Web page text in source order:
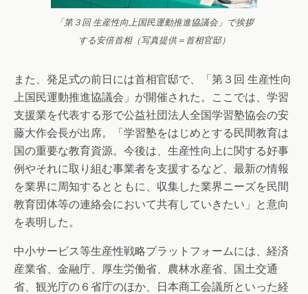
「第３回 生産性向上国民運動推進協議会」で挨拶
する安倍首相（写真提供＝首相官邸）
また、発足式の前日には首相官邸で、「第３回 生産性向
上国民運動推進協議会」が開催された。ここでは、学習
支援業を代表する形で公益社団法人全国学習塾協会の安
藤大作会長が出席。「学習塾をはじめとする民間教育は
国の重要な教育資源。今後は、生産性向上に関する好事
例やそれに取り組む事業者を支援するなど、最新の情報
を業界に周知するとともに、収集した業界ニーズを民間
教育団体等の連絡会において共有していきたい」と意向
を表明した。
中小サービス等生産性戦略プラットフォームには、経済
産業省、金融庁、厚生労働省、農林水産省、国土交通
省、観光庁の６省庁のほか、日本商工会議所といった経